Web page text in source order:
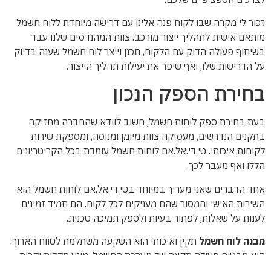
זכור לי מקרה שבו לקוח פנה אלינו עם דרישה מיוחדת ללוח חשמל
מותאם אישית לתהליך ייצור מורכב. צוות המהנדסים שלנו עבד
בשיתוף פעולה הדוק עם הלקוח, תכנן וייצר לוח חשמל שענה בדיוק
על הדרישות שלו, ואף שיפר את יעילות תהליך הייצור.
בחירת הספק הנכון
בעת בחירת ספק לוחות חשמל, חשוב לוודא שהחברה מחזיקה
בתקנים הנדרשים, מעסיקה צוות מיומן ומנוסה, ומספקת שירות
לקוחות איכותי. טי.די.אל.אם לוחות חשמל עומדת בכל הקריטריונים
הללו ואף מעבר לכך.
אחד הדברים שאני מעריך במיוחד בטי.די.אל.אם לוחות חשמל הוא
השירות האישי והמסור שהם מעניקים לכל לקוח. הם תמיד זמינים
לענות על שאלות, לפתור בעיות ולספק תמיכה טכנית.
מבנה לוח חשמל תקין ואיכותי הוא השקעה משתלמת לטווח הארוך.